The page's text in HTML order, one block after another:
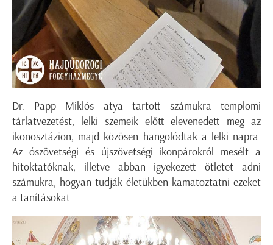
Dr. Papp Miklós atya tartott számukra templomi
tárlatvezetést, lelki szemeik előtt elevenedett meg az
ikonosztázion, majd közösen hangolódtak a lelki napra.
Az ószövetségi és újszövetségi ikonpárokról mesélt a
hitoktatóknak, illetve abban igyekezett ötletet adni
számukra, hogyan tudják életükben kamatoztatni ezeket
a tanításokat.